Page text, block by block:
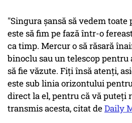
"Singura şansă să vedem
este să fim pe fază într-o
ca timp. Mercur o să răsară
binoclu sau un telescop
să fie văzute. Fiţi însă atenţi,
este sub linia orizontului
direct la el, pentru că vă puteţi
transmis acesta, citat deDaily